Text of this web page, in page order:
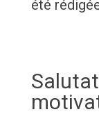
été